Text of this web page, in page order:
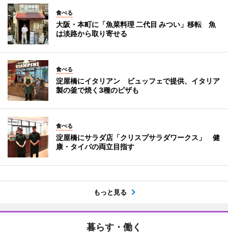
食べる
大阪・本町に「魚菜料理 二代目 みつい」移転 魚
は淡路から取り寄せる
食べる
淀屋橋にイタリアン ビュッフェで提供、イタリア
製の釜で焼く3種のピザも
食べる
淀屋橋にサラダ店「クリスプサラダワークス」 健
康・タイパの両立目指す
もっと見る
暮らす・働く